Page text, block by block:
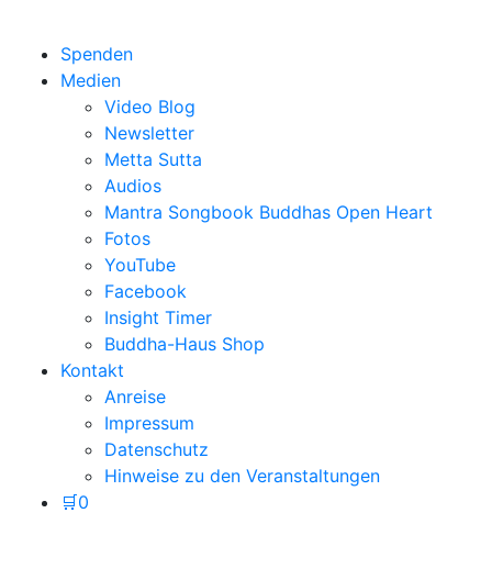
Spenden
Medien
Video Blog
Newsletter
Metta Sutta
Audios
Mantra Songbook Buddhas Open Heart
Fotos
YouTube
Facebook
Insight Timer
Buddha-Haus Shop
Kontakt
Anreise
Impressum
Datenschutz
Hinweise zu den Veranstaltungen
🛒0